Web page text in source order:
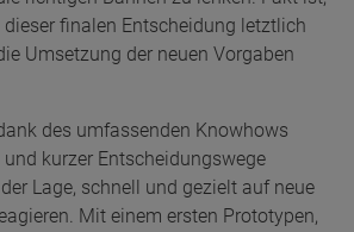
finalen Entscheidung letztlich
Umsetzung der neuen Vorgaben
des umfassenden Knowhows
und kurzer Entscheidungswege
Lage, schnell und gezielt auf neue
Mit einem ersten Prototypen,